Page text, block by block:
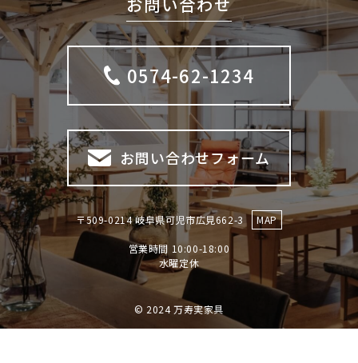
0574-62-1234
お問い合わせフォーム
〒509-0214 岐阜県可児市広見662-3 MAP
営業時間 10:00-18:00
​​​​​​​水曜定休
© 2024 万寿実家具